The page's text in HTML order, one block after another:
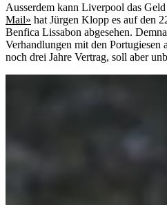
Ausserdem kann Liverpool das
Mail» hat Jürgen Klopp es auf den
Benfica Lissabon abgesehen.
Verhandlungen mit den Portugiesen
noch drei Jahre Vertrag, soll aber